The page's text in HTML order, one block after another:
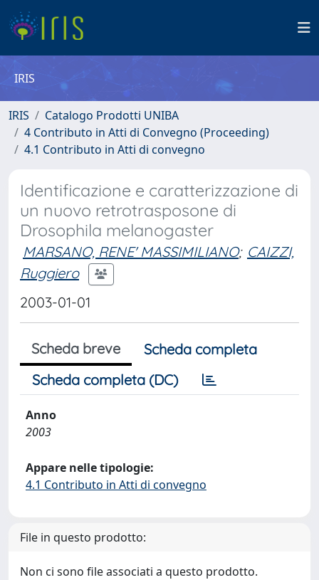
IRIS
IRIS
Catalogo Prodotti UNIBA
4 Contributo in Atti di Convegno (Proceeding)
4.1 Contributo in Atti di convegno
Identificazione e caratterizzazione di
un nuovo retrotrasposone di
Drosophila melanogaster
MARSANO, RENE' MASSIMILIANO; CAIZZI,
Ruggiero
2003-01-01
Scheda breve
Scheda completa
Scheda completa (DC)
Anno
2003
Appare nelle tipologie:
4.1 Contributo in Atti di convegno
File in questo prodotto:
Non ci sono file associati a questo prodotto.